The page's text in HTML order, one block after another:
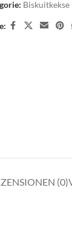
Biskuitkekse
(0)